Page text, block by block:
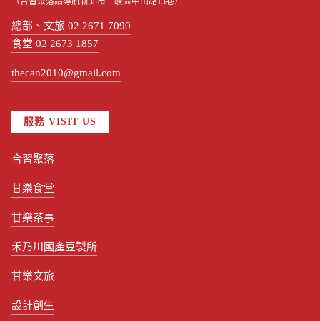
總部、文旅 02 2671 7090
食堂 02 2673 1857
thecan2010@gmail.com
服務 VISIT US
合習聚落
甘樂食堂
甘樂茶事
禾乃川國產豆製所
甘樂文旅
設計創生